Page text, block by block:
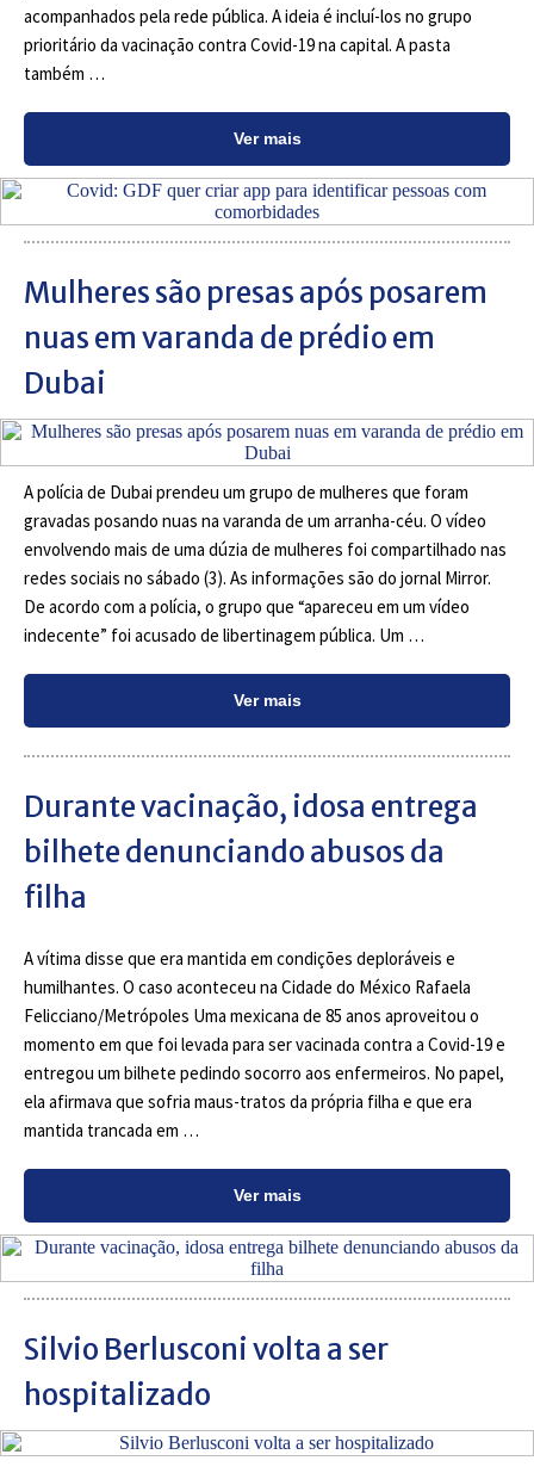
acompanhados pela rede pública. A ideia é incluí-los no grupo
prioritário da vacinação contra Covid-19 na capital. A pasta
também …
Ver mais
Mulheres são presas após posarem
nuas em varanda de prédio em
Dubai
A polícia de Dubai prendeu um grupo de mulheres que foram
gravadas posando nuas na varanda de um arranha-céu. O vídeo
envolvendo mais de uma dúzia de mulheres foi compartilhado nas
redes sociais no sábado (3). As informações são do jornal Mirror.
De acordo com a polícia, o grupo que “apareceu em um vídeo
indecente” foi acusado de libertinagem pública. Um …
Ver mais
Durante vacinação, idosa entrega
bilhete denunciando abusos da
filha
A vítima disse que era mantida em condições deploráveis e
humilhantes. O caso aconteceu na Cidade do México Rafaela
Felicciano/Metrópoles Uma mexicana de 85 anos aproveitou o
momento em que foi levada para ser vacinada contra a Covid-19 e
entregou um bilhete pedindo socorro aos enfermeiros. No papel,
ela afirmava que sofria maus-tratos da própria filha e que era
mantida trancada em …
Ver mais
Silvio Berlusconi volta a ser
hospitalizado